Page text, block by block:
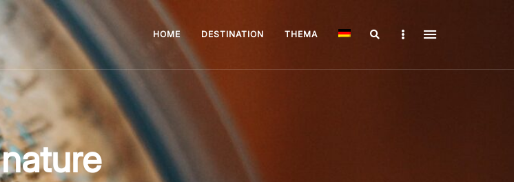
HOME DESTINATION THEMA
SearchSidebar
nature